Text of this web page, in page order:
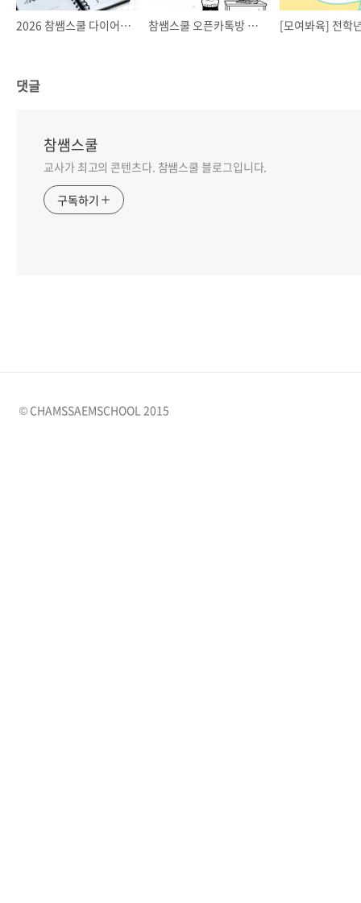
2026 참쌤스쿨 다이어리(구매 가능) 참쌤스쿨 오픈카톡방 OPEN(선착순)
댓글
참쌤스쿨
교사가 최고의 콘텐츠다. 참쌤스쿨 블로그입니다.
구독하기
© CHAMSSAEMSCHOOL 2015